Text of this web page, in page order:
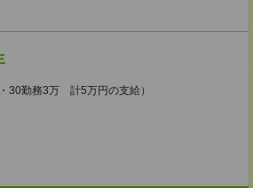
30勤務3万 計5万円の支給）